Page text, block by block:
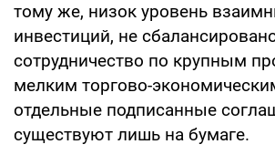
тому же, низок уровень
инвестиций, не
сотрудничество по крупным
мелким торгово-
отдельные подписанные
существуют лишь на бумаге.